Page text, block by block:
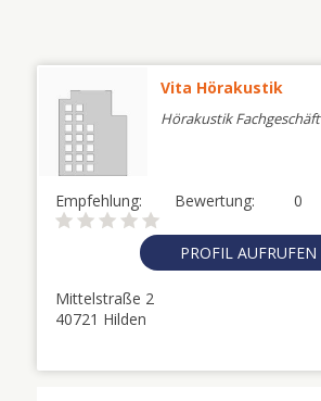
Vita Hörakustik
Hörakustik Fachgeschäft
Empfehlung: 0
Bewertung:
PROFIL AUFRUFEN
Mittelstraße 2
40721 Hilden